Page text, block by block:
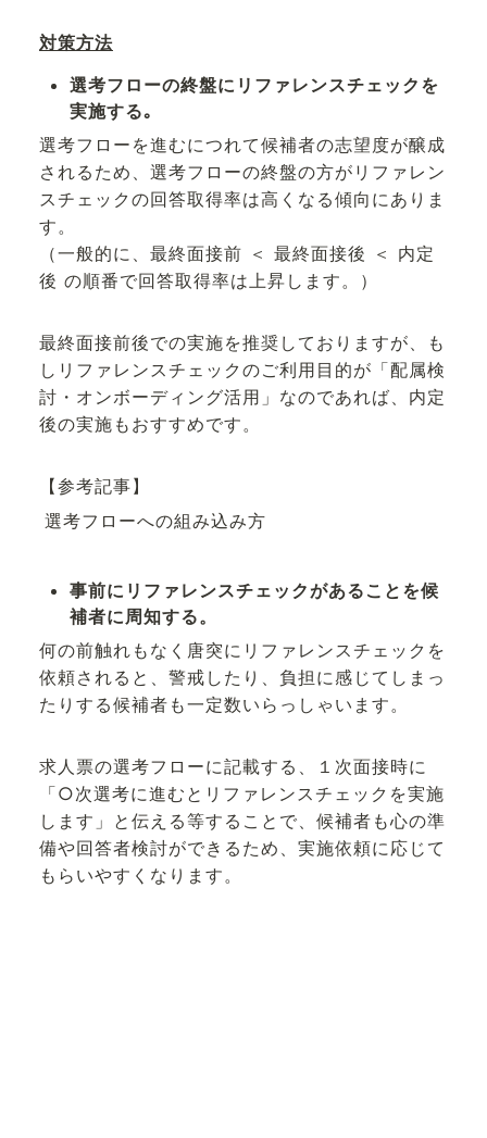
対策方法
選考フローの終盤にリファレンスチェックを
実施する｡
選考フローを進むにつれて候補者の志望度が醸成
されるため、選考フローの終盤の方がリファレン
スチェックの回答取得率は高くなる傾向にありま
す。
（一般的に、最終面接前 ＜ 最終面接後 ＜ 内定
後 の順番で回答取得率は上昇します。）
最終面接前後での実施を推奨しておりますが、も
しリファレンスチェックのご利用目的が「配属検
討・オンボーディング活用」なのであれば、内定
後の実施もおすすめです。
【参考記事】
選考フローへの組み込み方
事前にリファレンスチェックがあることを候
補者に周知する。
何の前触れもなく唐突にリファレンスチェックを
依頼されると、警戒したり、負担に感じてしまっ
たりする候補者も一定数いらっしゃいます。
求人票の選考フローに記載する、１次面接時に
「○次選考に進むとリファレンスチェックを実施
します」と伝える等することで、候補者も心の準
備や回答者検討ができるため、実施依頼に応じて
もらいやすくなります。